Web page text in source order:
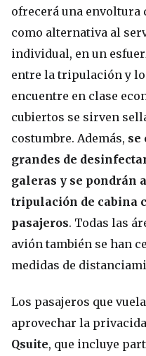
ofrecerá una envoltura
como alternativa al
individual, en un
entre la tripulación y
encuentre en clase
cubiertos se sirven
costumbre. Además, se
grandes de
galeras y se pondrán
tripulación de cabina
pasajeros. Todas las
avión también se han
medidas de
Los pasajeros que
aprovechar la
Qsuite, que incluye